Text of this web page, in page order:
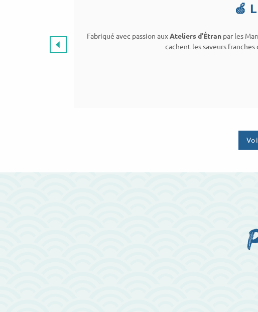
🍏
Fabriqué avec passion auxAteliers d’Étranpar les
cachent les saveurs franches